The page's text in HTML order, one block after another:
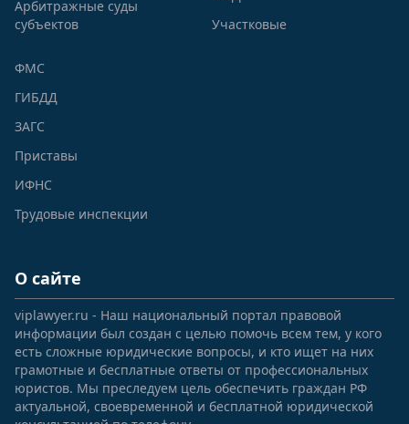
Арбитражные суды
субъектов
Участковые
ФМС
ГИБДД
ЗАГС
Приставы
ИФНС
Трудовые инспекции
О сайте
viplawyer.ru - Наш национальный портал правовой
информации был создан с целью помочь всем тем, у кого
есть сложные юридические вопросы, и кто ищет на них
грамотные и бесплатные ответы от профессиональных
юристов. Мы преследуем цель обеспечить граждан РФ
актуальной, своевременной и бесплатной юридической